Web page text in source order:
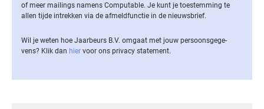
of meer mailings namens Computable. Je kunt je toestemming te
allen tijde intrekken via de af­meld­func­tie in de nieuwsbrief.
Wil je weten hoe Jaarbeurs B.V. omgaat met jouw per­soons­ge­ge­
vens? Klik dan hier voor ons privacy statement.